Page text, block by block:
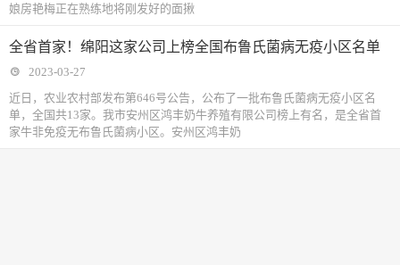
娘房艳梅正在熟练地将刚发好的面揪
全省首家！绵阳这家公司上榜全国布鲁氏菌病无疫小区名单
2023-03-27
近日，农业农村部发布第646号公告，公布了一批布鲁氏菌病无疫小区名
单，全国共13家。我市安州区鸿丰奶牛养殖有限公司榜上有名，是全省首
家牛非免疫无布鲁氏菌病小区。安州区鸿丰奶